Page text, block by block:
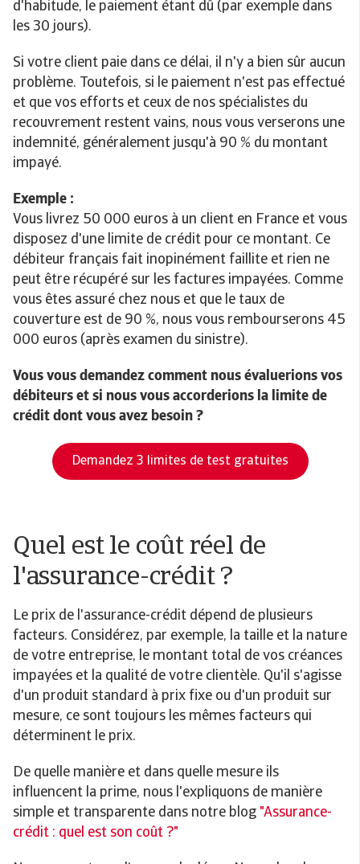
d'habitude, le paiement étant dû (par exemple dans
les 30 jours).
Si votre client paie dans ce délai, il n'y a bien sûr aucun
problème. Toutefois, si le paiement n'est pas effectué
et que vos efforts et ceux de nos spécialistes du
recouvrement restent vains, nous vous verserons une
indemnité, généralement jusqu'à 90 % du montant
impayé.
Exemple :
Vous livrez 50 000 euros à un client en France et vous
disposez d'une limite de crédit pour ce montant. Ce
débiteur français fait inopinément faillite et rien ne
peut être récupéré sur les factures impayées. Comme
vous êtes assuré chez nous et que le taux de
couverture est de 90 %, nous vous rembourserons 45
000 euros (après examen du sinistre).
Vous vous demandez comment nous évaluerions vos
débiteurs et si nous vous accorderions la limite de
crédit dont vous avez besoin ?
Demandez 3 limites de test gratuites
Quel est le coût réel de
l'assurance-crédit ?
Le prix de l'assurance-crédit dépend de plusieurs
facteurs. Considérez, par exemple, la taille et la nature
de votre entreprise, le montant total de vos créances
impayées et la qualité de votre clientèle. Qu'il s'agisse
d'un produit standard à prix fixe ou d'un produit sur
mesure, ce sont toujours les mêmes facteurs qui
déterminent le prix.
De quelle manière et dans quelle mesure ils
influencent la prime, nous l'expliquons de manière
simple et transparente dans notre blog "Assurance-
crédit : quel est son coût ?"